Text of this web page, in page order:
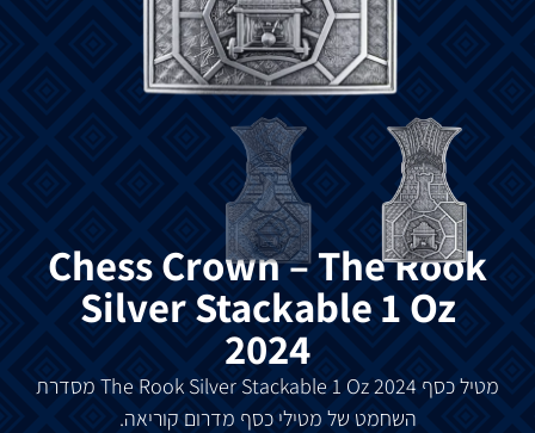
Chess Crown – The Rook
Silver Stackable 1 Oz
2024
מטילכסף
מסדרת
השחמט של מטילי כסף מדרום קוריאה.